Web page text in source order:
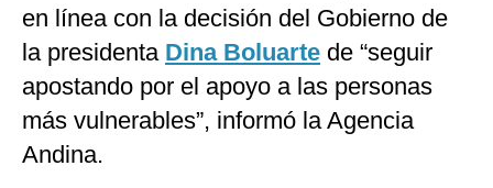
en línea con la decisión del Gobierno de
la presidenta Dina Boluarte de “seguir
apostando por el apoyo a las personas
más vulnerables”, informó la Agencia
Andina.